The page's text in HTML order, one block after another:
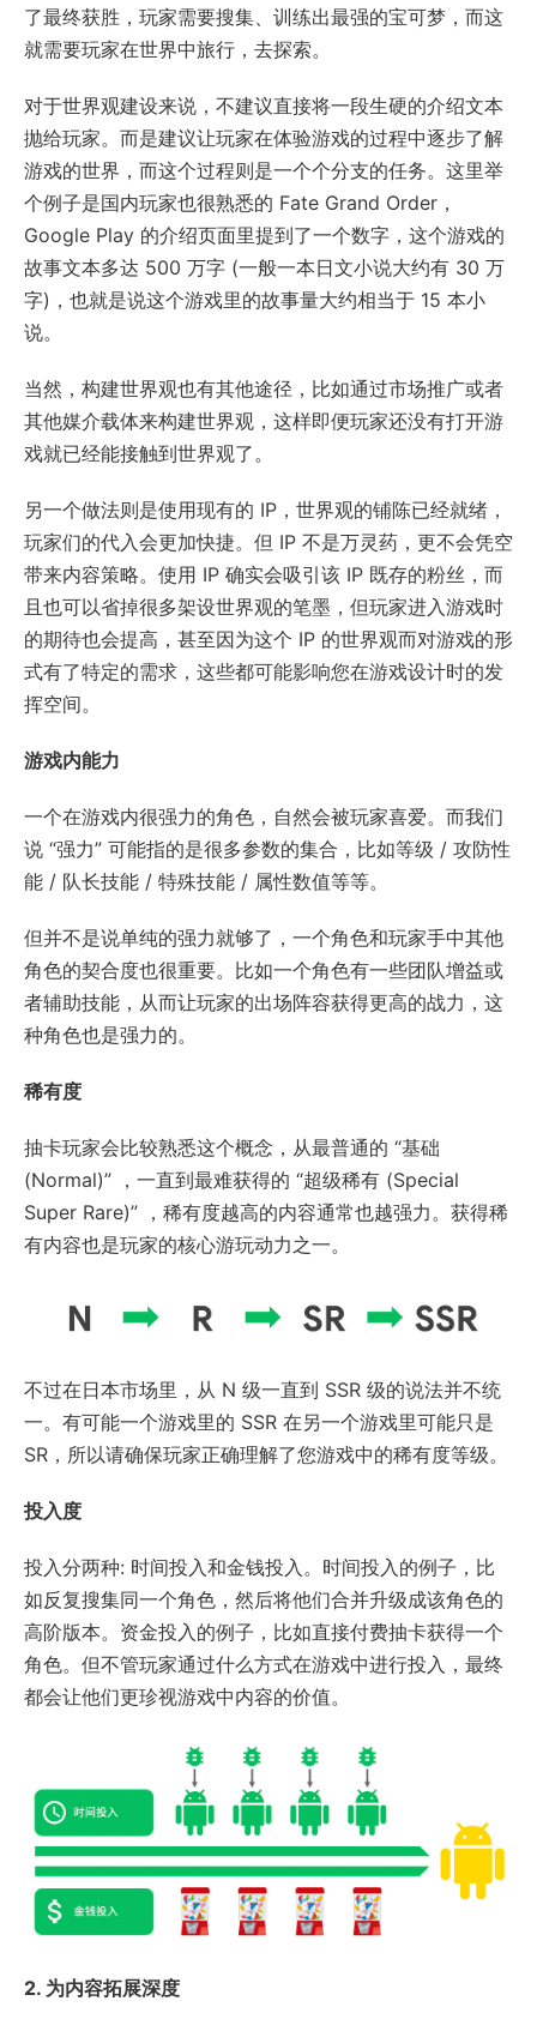
了最终获胜，玩家需要搜集、训练出最强的宝可梦，而这
就需要玩家在世界中旅行，去探索。
对于世界观建设来说，不建议直接将一段生硬的介绍文本
抛给玩家。而是建议让玩家在体验游戏的过程中逐步了解
游戏的世界，而这个过程则是一个个分支的任务。这里举
个例子是国内玩家也很熟悉的 Fate Grand Order，
Google Play 的介绍页面里提到了一个数字，这个游戏的
故事文本多达 500 万字 (一般一本日文小说大约有 30 万
字)，也就是说这个游戏里的故事量大约相当于 15 本小
说。
当然，构建世界观也有其他途径，比如通过市场推广或者
其他媒介载体来构建世界观，这样即便玩家还没有打开游
戏就已经能接触到世界观了。
另一个做法则是使用现有的 IP，世界观的铺陈已经就绪，
玩家们的代入会更加快捷。但 IP 不是万灵药，更不会凭空
带来内容策略。使用 IP 确实会吸引该 IP 既存的粉丝，而
且也可以省掉很多架设世界观的笔墨，但玩家进入游戏时
的期待也会提高，甚至因为这个 IP 的世界观而对游戏的形
式有了特定的需求，这些都可能影响您在游戏设计时的发
挥空间。
游戏内能力
一个在游戏内很强力的角色，自然会被玩家喜爱。而我们
说 “强力” 可能指的是很多参数的集合，比如等级 / 攻防性
能 / 队长技能 / 特殊技能 / 属性数值等等。
但并不是说单纯的强力就够了，一个角色和玩家手中其他
角色的契合度也很重要。比如一个角色有一些团队增益或
者辅助技能，从而让玩家的出场阵容获得更高的战力，这
种角色也是强力的。
稀有度
抽卡玩家会比较熟悉这个概念，从最普通的 “基础
(Normal)” ，一直到最难获得的 “超级稀有 (Special
Super Rare)” ，稀有度越高的内容通常也越强力。获得稀
有内容也是玩家的核心游玩动力之一。
不过在日本市场里，从 N 级一直到 SSR 级的说法并不统
一。有可能一个游戏里的 SSR 在另一个游戏里可能只是
SR，所以请确保玩家正确理解了您游戏中的稀有度等级。
投入度
投入分两种: 时间投入和金钱投入。时间投入的例子，比
如反复搜集同一个角色，然后将他们合并升级成该角色的
高阶版本。资金投入的例子，比如直接付费抽卡获得一个
角色。但不管玩家通过什么方式在游戏中进行投入，最终
都会让他们更珍视游戏中内容的价值。
2. 为内容拓展深度